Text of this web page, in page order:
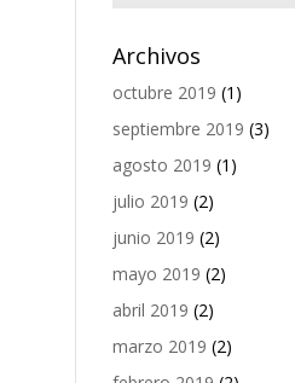
Archivos
octubre 2019 (1)
septiembre 2019 (3)
agosto 2019 (1)
julio 2019 (2)
junio 2019 (2)
mayo 2019 (2)
abril 2019 (2)
marzo 2019 (2)